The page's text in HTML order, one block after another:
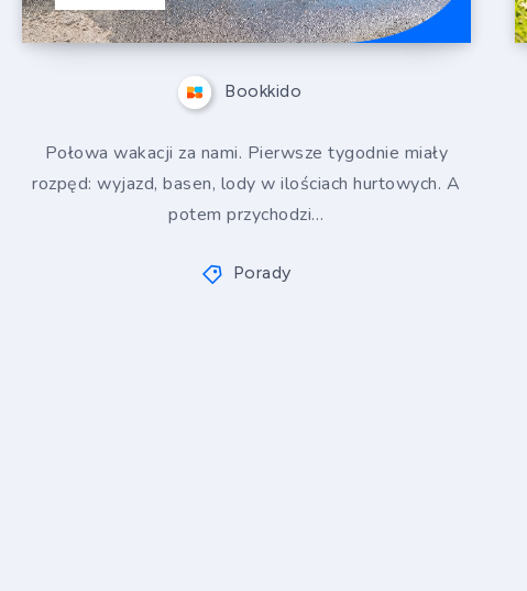
Bookkido
Połowa wakacji za nami. Pierwsze tygodnie miały
rozpęd: wyjazd, basen, lody w ilościach hurtowych. A
potem przychodzi…
Porady